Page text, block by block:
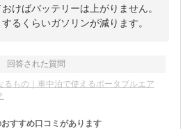
けばバッテリーは上がりません。
るくらいガソリンが減ります。
回答された質問
るもの｜車中泊で使えるポータブルエア
おすすめ口コミがあります